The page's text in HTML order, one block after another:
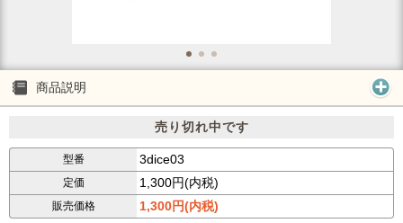
商品説明
売り切れ中です
型番 3dice03
定価 1,300円(内税)
販売価格 1,300円(内税)